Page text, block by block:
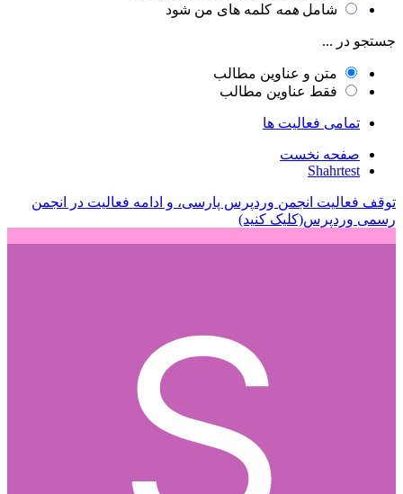
شامل همه کلمه های من شود
جستجو در ...
متن و عناوین مطالب
فقط عناوین مطالب
تمامی فعالیت ها
صفحه نخست
Shahrtest
توقف فعالیت انجمن وردپرس پارسی، و ادامه فعالیت در انجمن
رسمی وردپرس(کلیک کنید)